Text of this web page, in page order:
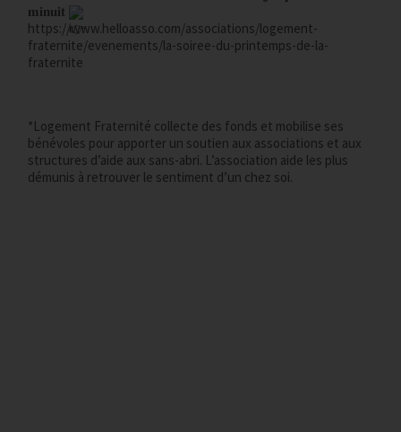
𝐦𝐢𝐧𝐮𝐢𝐭
https://www.helloasso.com/associations/logement-
fraternite/evenements/la-soiree-du-printemps-de-la-
fraternite
*Logement Fraternité collecte des fonds et mobilise ses
bénévoles pour apporter un soutien aux associations et aux
structures d’aide aux sans-abri. L’association aide les plus
démunis à retrouver le sentiment d’un chez soi.